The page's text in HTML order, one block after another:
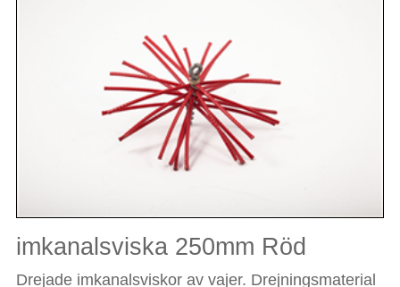
imkanalsviska 250mm Röd
Drejade imkanalsviskor av vajer. Drejningsmaterial